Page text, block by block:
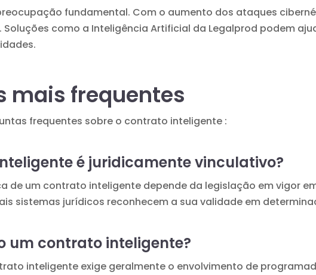
fundamental. Com o aumento dos ataques
Soluções como a Inteligência Artificial da Legalprod podem
mais frequentes
frequentes sobre o contrato inteligente :
é juridicamente vinculativo?
de um contrato inteligente depende da legislação em vigor
sistemas jurídicos reconhecem a sua validade em
um contrato inteligente?
inteligente exige geralmente o envolvimento de